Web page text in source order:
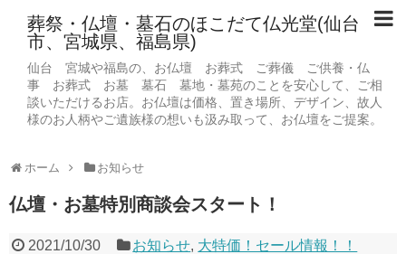
葬祭・仏壇・墓石のほこだて仏光堂(仙台
市、宮城県、福島県)
仙台 宮城や福島の、お仏壇 お葬式 ご葬儀 ご供養・仏
事 お葬式 お墓 墓石 墓地・墓苑のことを安心して、ご相
談いただけるお店。お仏壇は価格、置き場所、デザイン、故人
様のお人柄やご遺族様の想いも汲み取って、お仏壇をご提案。
ホーム お知らせ
仏壇・お墓特別商談会スタート！
2021/10/30 お知らせ, 大特価！セール情報！！